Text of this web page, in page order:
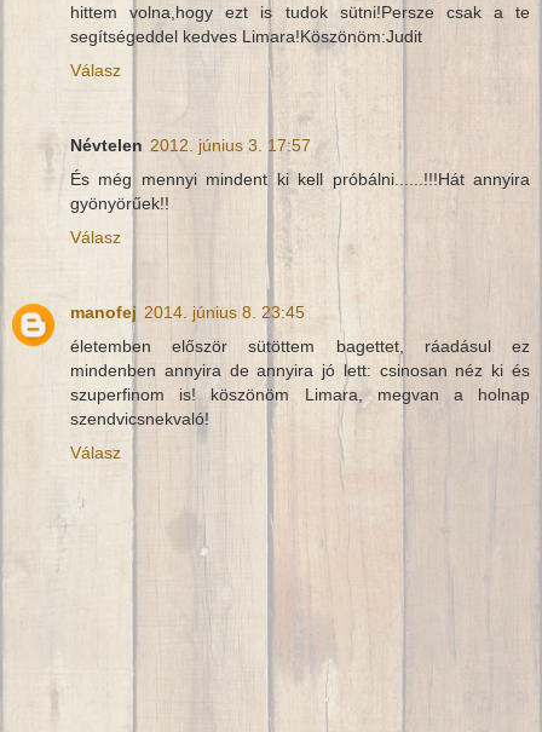
hittem volna,hogy ezt is tudok sütni!Persze csak a te
segítségeddel kedves Limara!Köszönöm:Judit
Válasz
Névtelen 2012. június 3. 17:57
És még mennyi mindent ki kell próbálni......!!!Hát annyira
gyönyörűek!!
Válasz
manofej 2014. június 8. 23:45
életemben először sütöttem bagettet, ráadásul ez
mindenben annyira de annyira jó lett: csinosan néz ki és
szuperfinom is! köszönöm Limara, megvan a holnap
szendvicsnekvaló!
Válasz